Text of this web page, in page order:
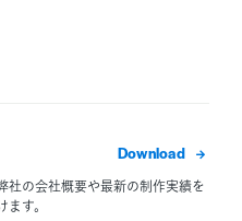
はこちら
社の会社概要や最新の制作実績を
す。
ダウン